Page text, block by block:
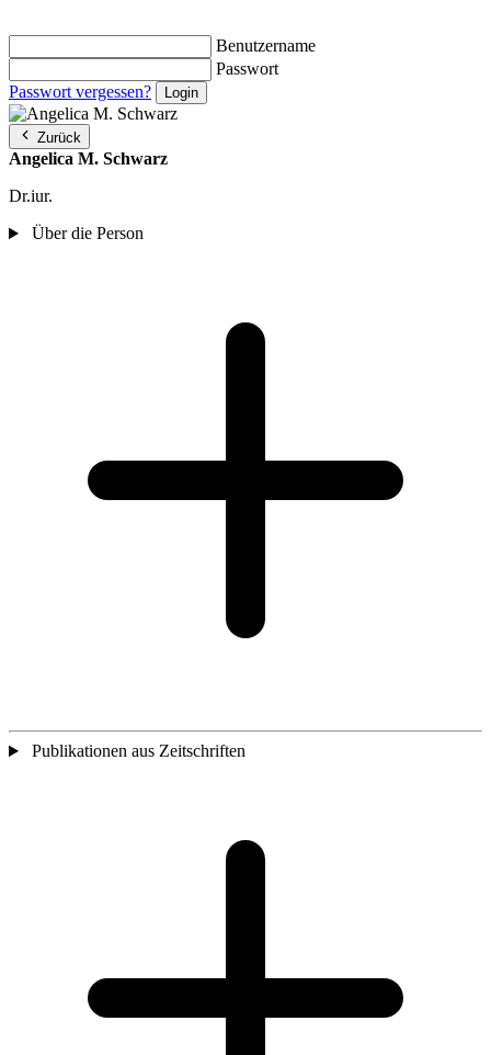
Benutzername
Passwort
Passwort vergessen?
Zurück
Angelica M. Schwarz
Dr.iur.
Über die Person
Publikationen aus Zeitschriften